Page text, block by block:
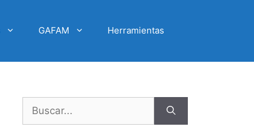
GAFAM Herramientas